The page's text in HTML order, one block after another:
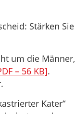
Stärken Sie
um die Männer,
– 56 KB].
Kater“